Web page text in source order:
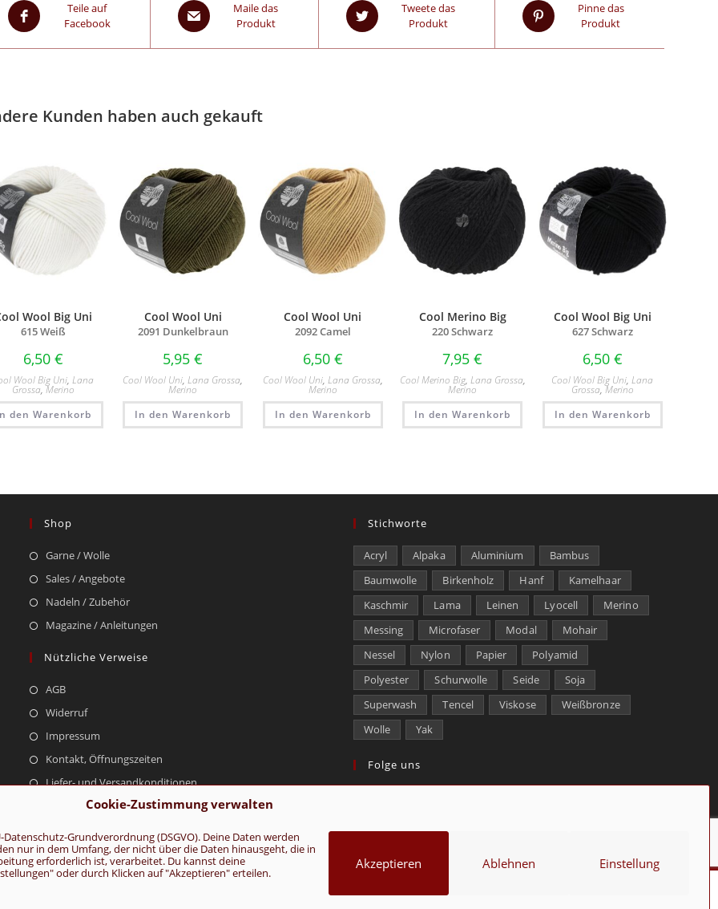
Cookie-Zustimmung verwalten
Grundverordnung (DSGVO). Deine Daten werden
nur in dem Umfang, der nicht über die Daten hinausgeht, die in
erforderlich ist, verarbeitet. Du kannst deine
oder durch Klicken auf "Akzeptieren" erteilen.
Akzeptieren Ablehnen Einstellung
Teile auf
Facebook
Maile das
Produkt
Tweete das
Produkt
Pinne das
Produkt
Kunden haben auch gekauft
Wool Big Uni
615 Weiß
6,50 €
Wool Big Uni,Lana
Grossa,Merino
den Warenkorb
Cool Wool Uni
2091 Dunkelbraun
5,95€
Cool Wool Uni,Lana Grossa,
Merino
In den Warenkorb
Cool Wool Uni
2092 Camel
6,50 €
Cool Wool Uni, Lana Grossa,
Merino
In den Warenkorb
Cool Merino Big
220 Schwarz
7,95€
Cool Merino Big, Lana Grossa,
Merino
In den Warenkorb
Cool Wool Big Uni
627 Schwarz
6,50 €
Cool Wool Big Uni,Lana
Grossa,Merino
In den Warenkorb
Shop
Garne / Wolle
Sales / Angebote
Nadeln / Zubehör
Magazine / Anleitungen
Nützliche Verweise
AGB
Widerruf
Impressum
Kontakt, Öffnungszeiten
Liefer- und Versandkonditionen
Stichworte
Acryl Alpaka Aluminium
Bambus
Baumwolle
Birkenholz Hanf
Kamelhaar
Kaschmir
Lama Leinen Lyocell
Merino
Messing
Microfaser Modal
Mohair
Nessel
Nylon Papier
Polyamid
Polyester
Schurwolle Seide
Soja
Superwash
Tencel Viskose
Weißbronze
Wolle
Yak
Folge uns
AGB Kontakt Über uns Datenschutz Impressum Cookie-Richtlinie (EU)